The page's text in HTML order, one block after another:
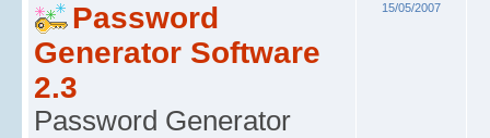
Password
Generator Software
2.3
Password Generator
15/05/2007